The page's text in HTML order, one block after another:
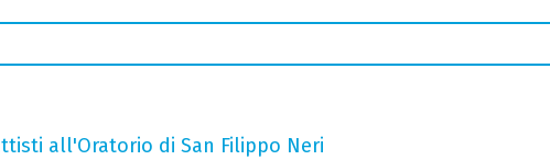
all'Oratorio di San Filippo Neri